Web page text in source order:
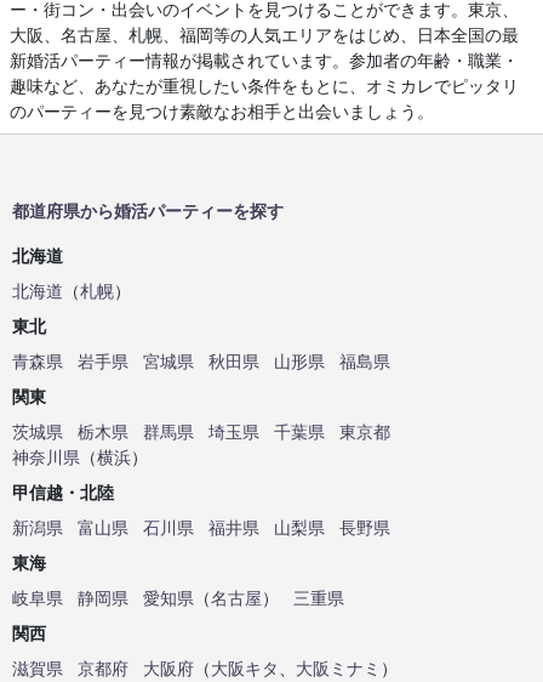
ー・街コン・出会いのイベントを見つけることができます。東京、
大阪、名古屋、札幌、福岡等の人気エリアをはじめ、日本全国の最
新婚活パーティー情報が掲載されています。参加者の年齢・職業・
趣味など、あなたが重視したい条件をもとに、オミカレでピッタリ
のパーティーを見つけ素敵なお相手と出会いましょう。
都道府県から婚活パーティーを探す
北海道
北海道 （札幌）
東北
青森県
岩手県 宮城県 秋田県 山形県
福島県
関東
茨城県
栃木県 群馬県 埼玉県 千葉県
東京都
神奈川県 （横浜）
甲信越・北陸
新潟県
富山県 石川県 福井県 山梨県
長野県
東海
岐阜県
静岡県 愛知県 （名古屋）
三重県
関西
滋賀県
京都府 大阪府 （大阪キタ 大阪ミナミ ）